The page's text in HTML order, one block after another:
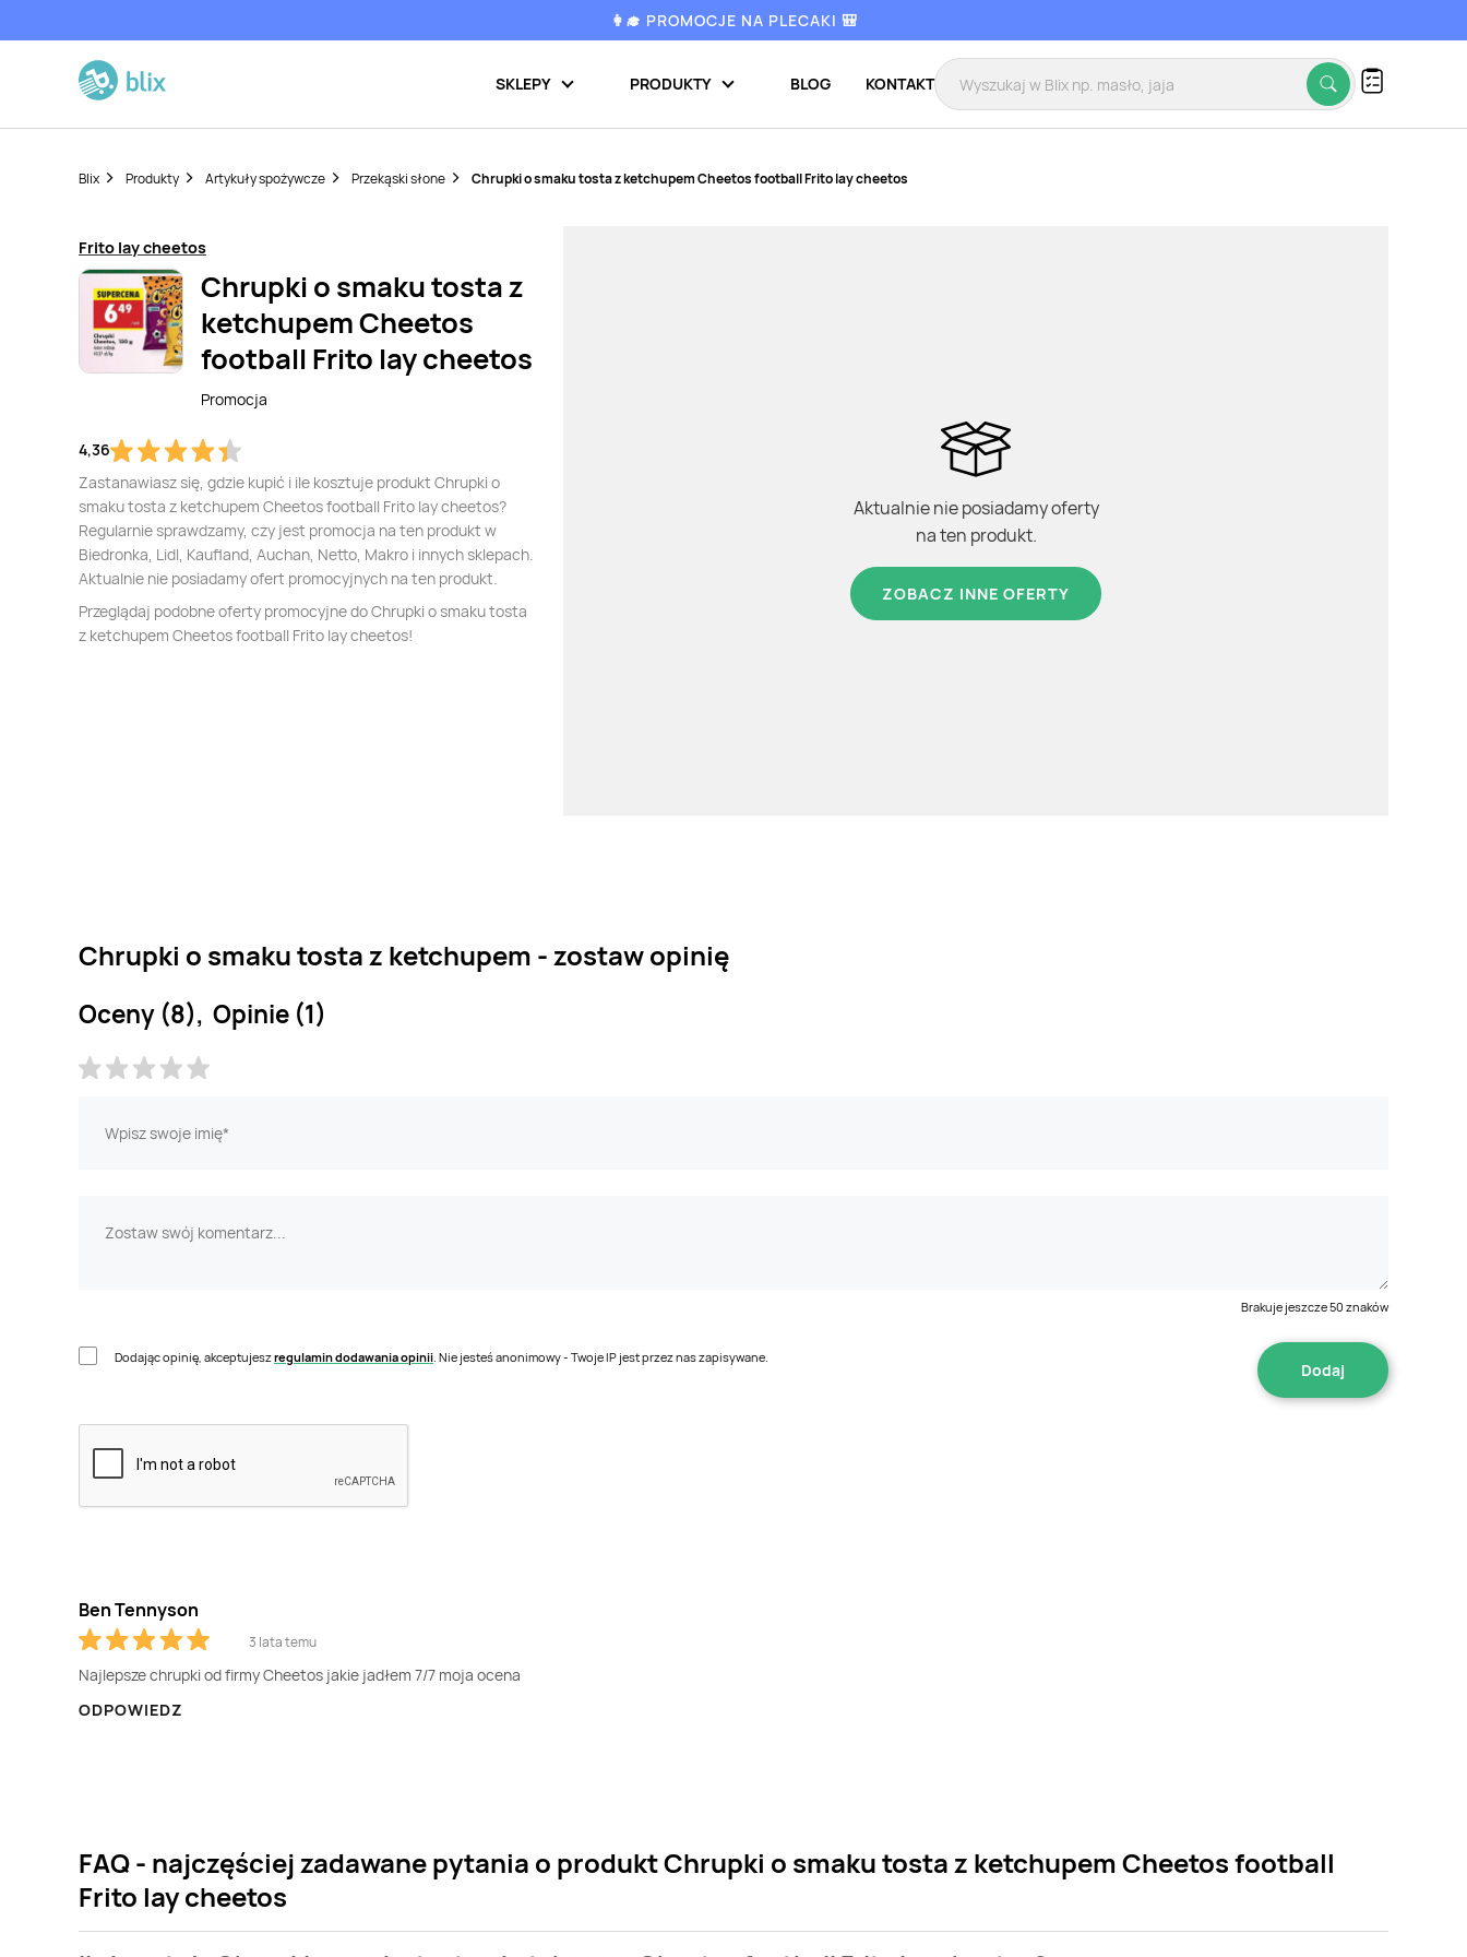
👩‍🎓 PROMOCJE NA PLECAKI 🎒
SKLEPY PRODUKTY BLOG KONTAKT
Blix Produkty Artykuły spożywcze Przekąski słone Chrupki o smaku tosta z ketchupem Cheetos football Frito lay cheetos
Frito lay cheetos
Chrupki o smaku tosta z
ketchupem Cheetos
football Frito lay cheetos
Promocja
4,36
Zastanawiasz się, gdzie kupić i ile kosztuje produkt Chrupki o
smaku tosta z ketchupem Cheetos football Frito lay cheetos?
Regularnie sprawdzamy, czy jest promocja na ten produkt w
Biedronka, Lidl, Kaufland, Auchan, Netto, Makro i innych sklepach.
Aktualnie nie posiadamy ofert promocyjnych na ten produkt.
Przeglądaj podobne oferty promocyjne do Chrupki o smaku tosta
z ketchupem Cheetos football Frito lay cheetos!
Aktualnie nie posiadamy oferty
na ten produkt.
ZOBACZ INNE OFERTY
Chrupki o smaku tosta z ketchupem - zostaw opinię
Oceny (8), Opinie (1)
Brakuje jeszcze50 znaków
Dodając opinię, akceptujeszregulamin dodawania opinii . Nie jesteś anonimowy - Twoje IP jest przez nas zapisywane.
Ben Tennyson
3 lata temu
Najlepsze chrupki od firmy Cheetos jakie jadłem 7/7 moja ocena
ODPOWIEDZ
FAQ - najczęściej zadawane pytania o produkt Chrupki o smaku tosta z ketchupem Cheetos football
Frito lay cheetos